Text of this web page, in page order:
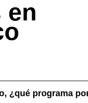
en
¿qué programa